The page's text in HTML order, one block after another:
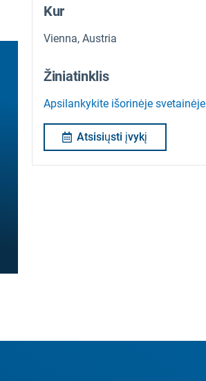
Kur
Vienna, Austria
Žiniatinklis
Apsilankykite išorinėje svetainėje
Atsisiųsti įvykį